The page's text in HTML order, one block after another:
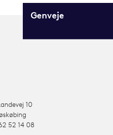
Genveje
10
52 14 08